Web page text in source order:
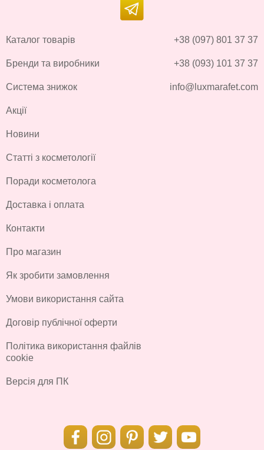
Каталог товарів
Бренди та виробники
Система знижок
Акції
Новини
Статті з косметології
Поради косметолога
Доставка і оплата
Контакти
Про магазин
Як зробити замовлення
Умови використання сайта
Договір публічної оферти
Політика використання файлів
cookie
Версія для ПК
+38 (097) 801 37 37
+38 (093) 101 37 37
info@luxmarafet.com